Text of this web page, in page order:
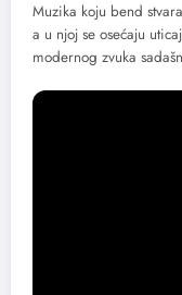
Muzika koju bend
a u njoj se osećaju
modernog zvuka